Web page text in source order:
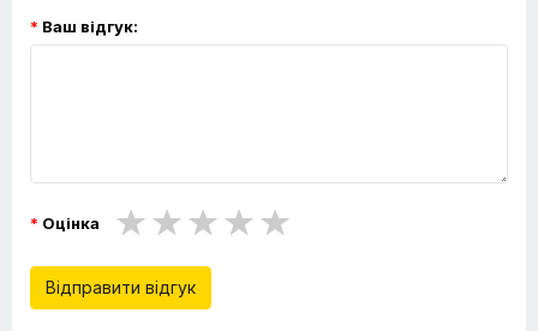
Ваш відгук:
Оцінка
Відправити відгук